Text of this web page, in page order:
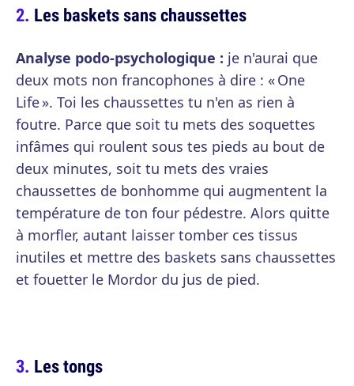
Les baskets sans chaussettes
Analyse podo-psychologique : je n'aurai que
deux mots non francophones à dire : « One
Life ». Toi les chaussettes tu n'en as rien à
foutre. Parce que soit tu mets des soquettes
infâmes qui roulent sous tes pieds au bout de
deux minutes, soit tu mets des vraies
chaussettes de bonhomme qui augmentent la
température de ton four pédestre. Alors quitte
à morfler, autant laisser tomber ces tissus
inutiles et mettre des baskets sans chaussettes
et fouetter le Mordor du jus de pied.
Les tongs